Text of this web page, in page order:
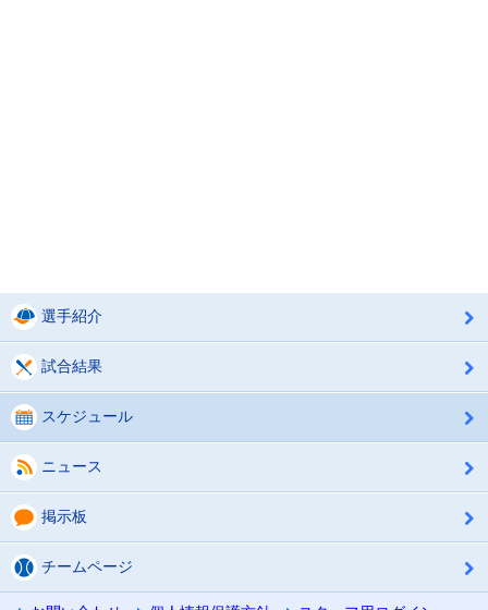
選手紹介
試合結果
スケジュール
ニュース
掲示板
チームページ